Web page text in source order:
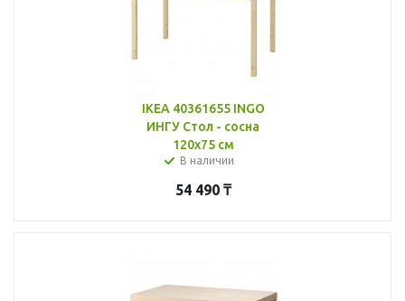
IKEA 40361655 INGO
ИНГУ Стол - сосна
120x75 см
В наличии
54 490₸